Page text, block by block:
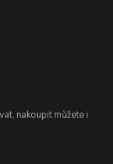
nakoupit můžete i